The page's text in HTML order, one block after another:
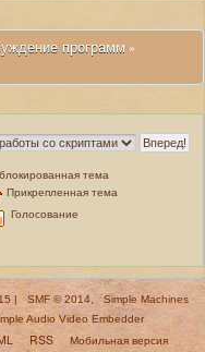
программ »
тема
Прикрепленная тема
Голосование
| SMF © 2014
Simple Machines
Audio Video Embedder
RSS
Мобильная версия